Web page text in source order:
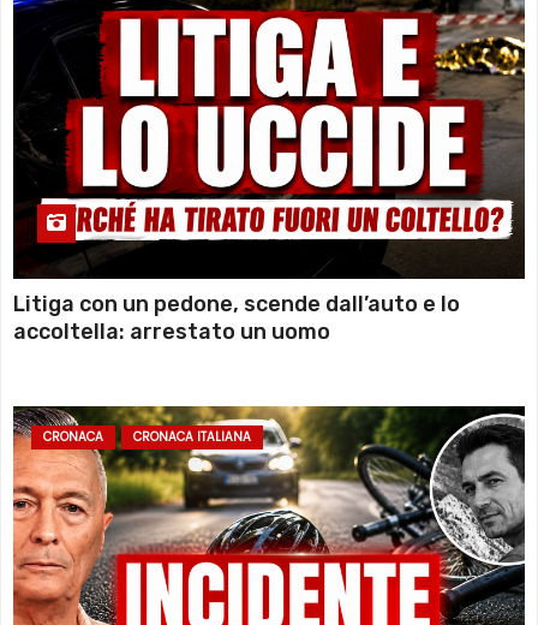
Litiga con un pedone, scende dall’auto e lo
accoltella: arrestato un uomo
CRONACA CRONACA ITALIANA